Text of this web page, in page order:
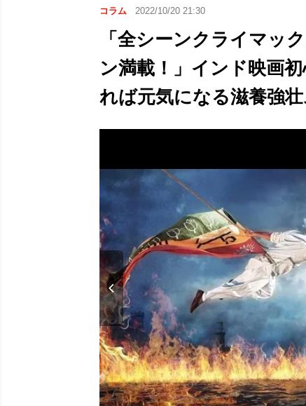
コラム 2022/10/20 21:30
「全シーンクライマッ
ン満載！」インド映画
れば元気になる滋養強